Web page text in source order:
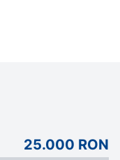
25.000 RON